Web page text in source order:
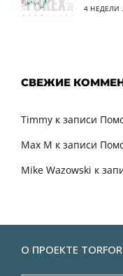
4 НЕДЕЛИ
СВЕЖИЕ
Timmy к записи
Max M к записи
Mike Wazowski к
О ПРОЕКТЕ